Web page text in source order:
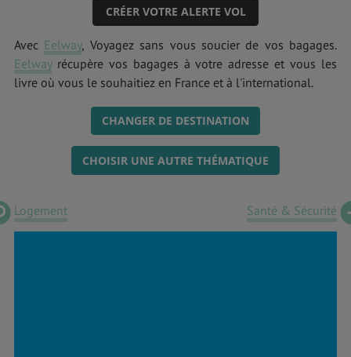
CRÉER VOTRE ALERTE VOL
Avec Eelway, Voyagez sans vous soucier de vos bagages.
Eelwayrécupère vos bagages à votre adresse et vous les
livre où vous le souhaitiez en France et à l'international.
CHANGER DE DESTINATION
CHOISIR UNE AUTRE THÉMATIQUE
Logement Santé & Sécurité